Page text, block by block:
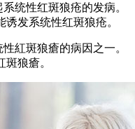
统性红斑狼疮的发病。
发系统性红斑狼疮。
紅斑狼瘡的病因之一。
狼瘡。